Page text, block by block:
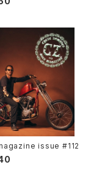
Black/Polarize
issue #112